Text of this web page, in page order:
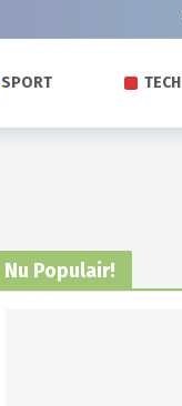
SPORT TECH
Nu Populair!